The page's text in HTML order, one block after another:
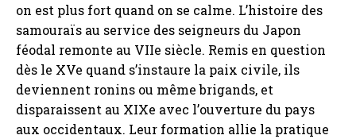
on est plus fort quand on se calme. L’histoire des
samouraïs au service des seigneurs du Japon
féodal remonte au VIIe siècle. Remis en question
dès le XVe quand s’instaure la paix civile, ils
deviennent ronins ou même brigands, et
disparaissent au XIXe avec l’ouverture du pays
aux occidentaux. Leur formation allie la pratique